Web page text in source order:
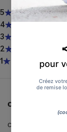
5
4
3
2
1
chaussures
chaussures